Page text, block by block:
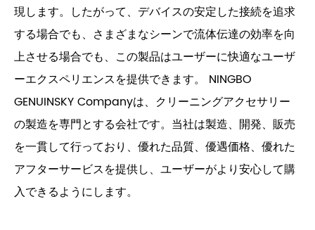
現します。したがって、デバイスの安定した接続を追求
する場合でも、さまざまなシーンで流体伝達の効率を向
上させる場合でも、この製品はユーザーに快適なユーザ
ーエクスペリエンスを提供できます。 NINGBO
GENUINSKY Companyは、クリーニングアクセサリー
の製造を専門とする会社です。当社は製造、開発、販売
を一貫して行っており、優れた品質、優遇価格、優れた
アフターサービスを提供し、ユーザーがより安心して購
入できるようにします。